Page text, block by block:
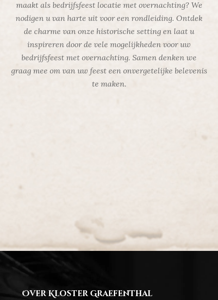
maakt als bedrijfsfeest locatie met overnachting? We
nodigen u van harte uit voor een rondleiding. Ontdek
de charme van onze historische setting en laat u
inspireren door de vele mogelijkheden voor uw
bedrijfsfeest met overnachting. Samen denken we
graag mee om van uw feest een onvergetelijke belevenis
te maken.
Over Kloster Graefenthal